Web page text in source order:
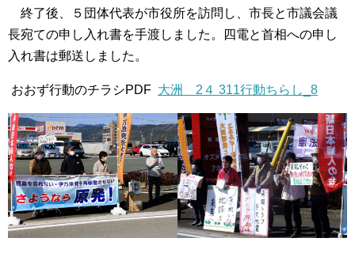
終了後、５団体代表が市役所を訪問し、市長と市議会議
長宛ての申し入れ書を手渡しました。四電と首相への申し
入れ書は郵送しました。
おおず行動のチラシPDF 大洲 2４ 311行動ちらし_8